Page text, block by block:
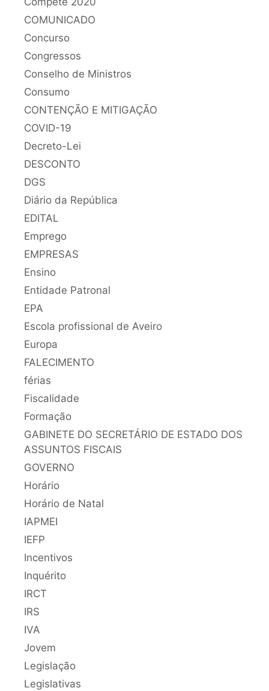
COMUNICADO
Concurso
Congressos
Conselho de Ministros
Consumo
CONTENÇÃO E MITIGAÇÃO
COVID-19
Decreto-Lei
DESCONTO
DGS
Diário da República
EDITAL
Emprego
EMPRESAS
Ensino
Entidade Patronal
EPA
Escola profissional de Aveiro
Europa
FALECIMENTO
férias
Fiscalidade
Formação
GABINETE DO SECRETÁRIO DE ESTADO DOS
ASSUNTOS FISCAIS
GOVERNO
Horário
Horário de Natal
IAPMEI
IEFP
Incentivos
Inquérito
IRCT
IRS
IVA
Jovem
Legislação
Legislativas